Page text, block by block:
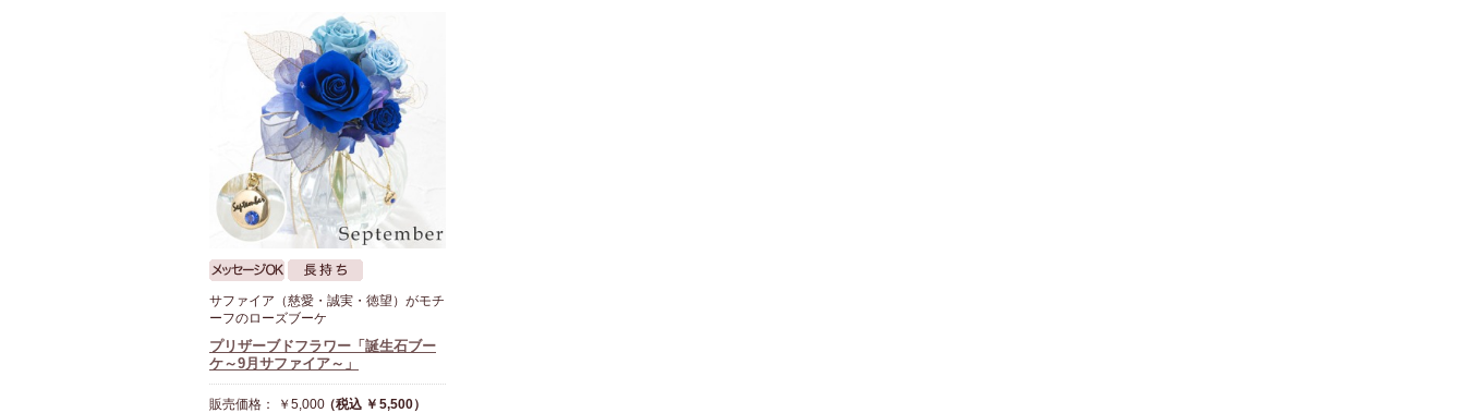
サファイア（慈愛・誠実・徳望）がモチ
ーフのローズブーケ
プリザーブドフラワー「誕生石ブー
ケ～9月サファイア～」
販売価格： ￥5,000（税込 ￥5,500）